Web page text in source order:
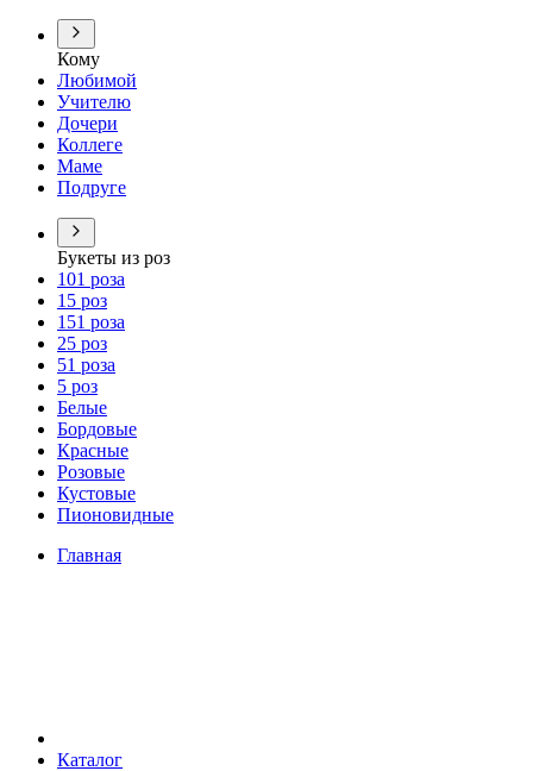
Кому
Любимой
Учителю
Дочери
Коллеге
Маме
Подруге
Букеты из роз
101 роза
15 роз
151 роза
25 роз
51 роза
5 роз
Белые
Бордовые
Красные
Розовые
Кустовые
Пионовидные
Главная
Каталог